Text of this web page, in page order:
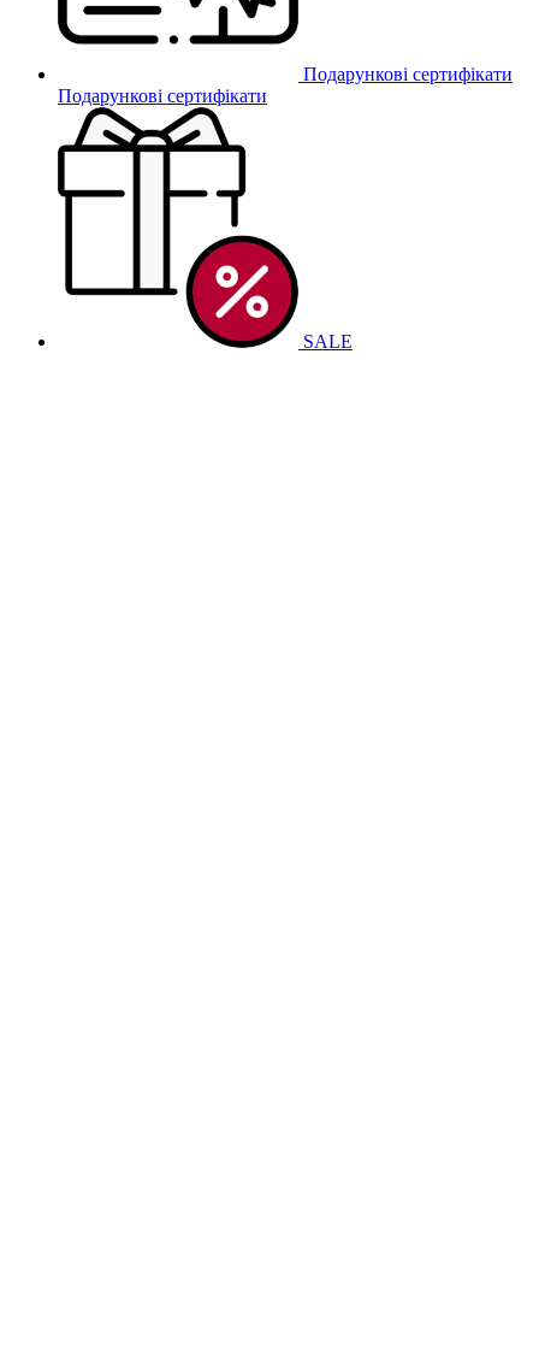
Подарункові сертифікати
Подарункові сертифікати
SALE